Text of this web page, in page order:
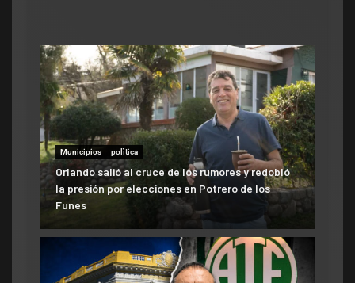
Municipios polìtica
Orlando salió al cruce de los rumores y redobló
la presión por elecciones en Potrero de los
Funes